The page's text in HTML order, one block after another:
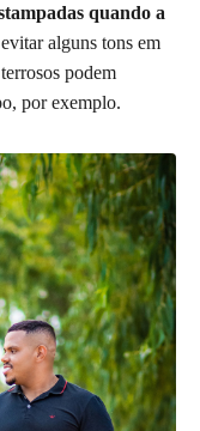
quando a
alguns tons em
podem
por exemplo.